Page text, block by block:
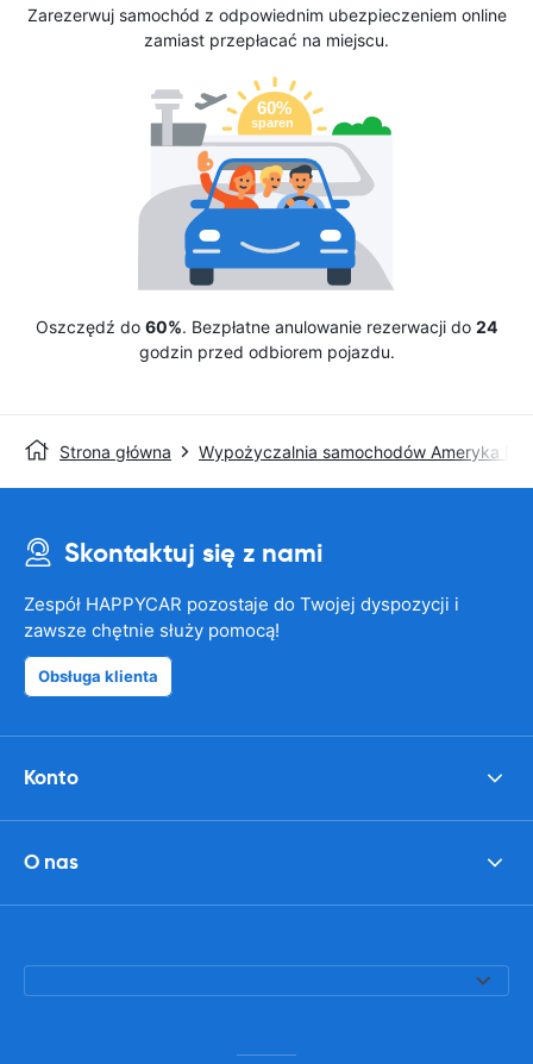
Zarezerwuj samochód z odpowiednim ubezpieczeniem online
zamiast przepłacać na miejscu.
Oszczędź do 60%. Bezpłatne anulowanie rezerwacji do 24
godzin przed odbiorem pojazdu.
Strona główna Wypożyczalnia samochodów Ameryka
Skontaktuj się z nami
Zespół HAPPYCAR pozostaje do Twojej dyspozycji i
zawsze chętnie służy pomocą!
Obsługa klienta
Konto
O nas